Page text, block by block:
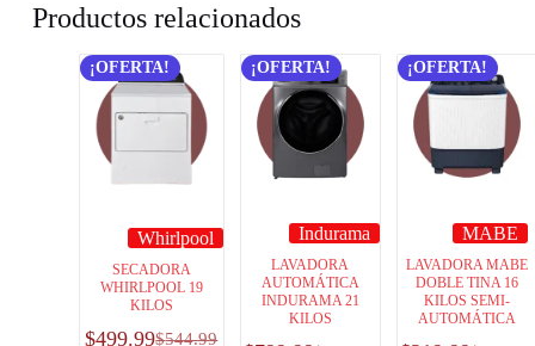
Productos relacionados
¡OFERTA!
Whirlpool
SECADORA
WHIRLPOOL 19
KILOS
$544.99
$499.99
¡OFERTA!
Indurama
LAVADORA
AUTOMÁTICA
INDURAMA 21
KILOS
¡OFERTA!
MABE
LAVADORA MABE
DOBLE TINA 16
KILOS SEMI-
AUTOMÁTICA